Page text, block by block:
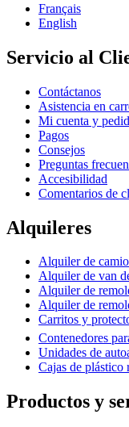
Français
English
Servicio al
Contáctanos
Asistencia en
Mi cuenta y
Pagos
Consejos
Preguntas
Accesibilidad
Comentarios de
Alquileres
Alquiler de
Alquiler de van
Alquiler de
Alquiler de
Carritos y
Contenedores
Unidades de
Cajas de plástico
Productos y